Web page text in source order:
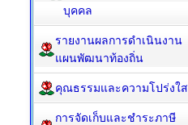
บุคคล
รายงานผลการดำเนินงาน
แผนพัฒนาท้องถิ่น
คุณธรรมและความโปร่งใส
การจัดเก็บและชำระภาษี